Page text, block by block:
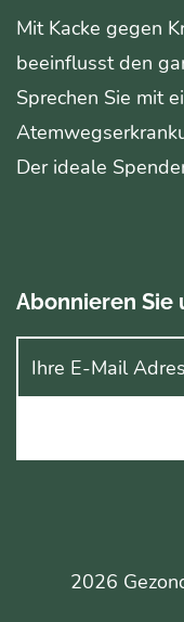
Mit Kacke gegen
beeinflusst den
Sprechen Sie mit
Der ideale
Abonnieren
2026